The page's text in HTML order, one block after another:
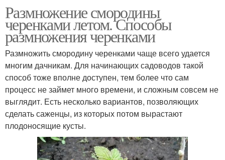
Размножение смородины
черенками летом. Способы
размножения черенками
Размножить смородину черенками чаще всего удается
многим дачникам. Для начинающих садоводов такой
способ тоже вполне доступен, тем более что сам
процесс не займет много времени, и сложным совсем не
выглядит. Есть несколько вариантов, позволяющих
сделать саженцы, из которых потом вырастают
плодоносящие кусты.